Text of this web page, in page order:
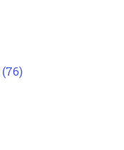
(76)